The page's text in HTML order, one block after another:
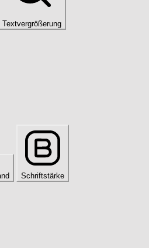
Textvergrößerung
Schriftstärke